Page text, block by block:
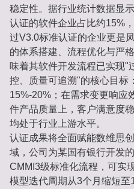
稳定性。据行业统计数据显
认证的软件企业占比约15%
过V3.0标准认证的企业更是
的体系搭建、流程优化与严
味着其软件开发流程已实现"
控、质量可追溯"的核心目标
15%-20%；在需求变更响应
件产品质量上，客户满意度
均处于行业上游水平。
认证成果将全面赋能数维思
域，公司为某国有银行开发
CMMI3级标准化流程，可实
模型迭代周期从3个月缩短